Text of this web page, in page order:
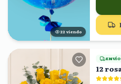
21 viendo
ENVÍO
12